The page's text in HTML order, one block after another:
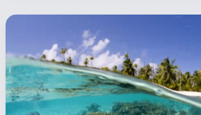
lagons
de
Polynésie
française